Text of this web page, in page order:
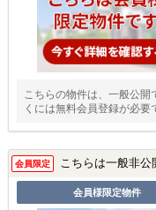
こちらの物件は、一般公
くには無料会員登録が必要
会員限定 こちらは一般非公
会員様限定物件